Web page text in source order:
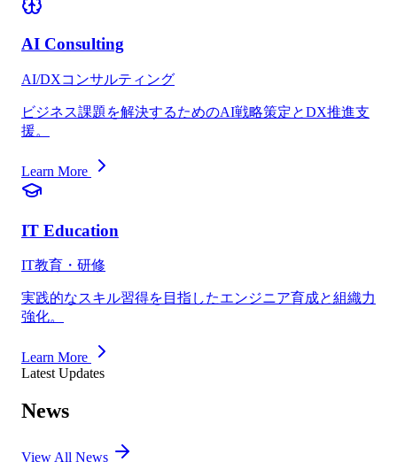
AI Consulting
AI/DXコンサルティング
ビジネス課題を解決するためのAI戦略策定とDX推進支
援。
Learn More
IT Education
IT教育・研修
実践的なスキル習得を目指したエンジニア育成と組織力
強化。
Learn More
Latest Updates
News
View All News